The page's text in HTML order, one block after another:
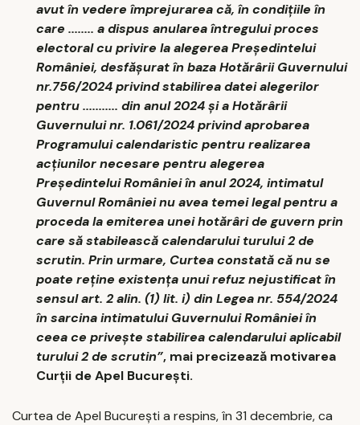
avut în vedere împrejurarea că, în condiţiile în
care ........ a dispus anularea întregului proces
electoral cu privire la alegerea Preşedintelui
României, desfăşurat în baza Hotărârii Guvernului
nr.756/2024 privind stabilirea datei alegerilor
pentru ........... din anul 2024 şi a Hotărârii
Guvernului nr. 1.061/2024 privind aprobarea
Programului calendaristic pentru realizarea
acţiunilor necesare pentru alegerea
Preşedintelui României în anul 2024, intimatul
Guvernul României nu avea temei legal pentru a
proceda la emiterea unei hotărâri de guvern prin
care să stabilească calendarului turului 2 de
scrutin. Prin urmare, Curtea constată că nu se
poate reţine existenţa unui refuz nejustificat în
sensul art. 2 alin. (1) lit. i) din Legea nr. 554/2024
în sarcina intimatului Guvernului României în
ceea ce priveşte stabilirea calendarului aplicabil
turului 2 de scrutin”, mai precizează motivarea
Curţii de Apel Bucureşti.
Curtea de Apel Bucureşti a respins, în 31 decembrie, ca